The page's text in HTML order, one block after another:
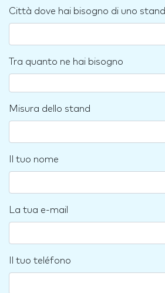
Città dove hai bisogno di uno stand
Tra quanto ne hai bisogno
Misura dello stand
Il tuo nome
La tua e-mail
Il tuo teléfono